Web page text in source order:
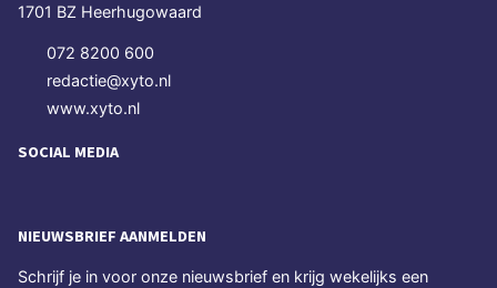
1701 BZ Heerhugowaard
072 8200 600
redactie@xyto.nl
www.xyto.nl
SOCIAL MEDIA
NIEUWSBRIEF AANMELDEN
Schrijf je in voor onze nieuwsbrief en krijg wekelijks een